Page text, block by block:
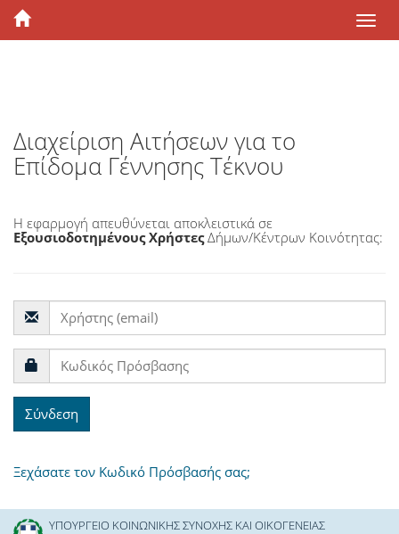
Διαχείριση Αιτήσεων για το
Επίδομα Γέννησης Τέκνου
Η εφαρμογή απευθύνεται αποκλειστικά σε
Εξουσιοδοτημένους ΧρήστεςΔήμων/Κέντρων Κοινότητας:
Ξεχάσατε τον Κωδικό Πρόσβασής σας;
ΥΠΟΥΡΓΕΙΟ ΚΟΙΝΩΝΙΚΗΣ ΣΥΝΟΧΗΣ ΚΑΙ ΟΙΚΟΓΕΝΕΙΑΣ